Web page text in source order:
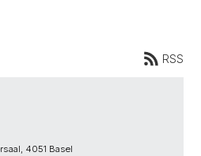
RSS
4051 Basel